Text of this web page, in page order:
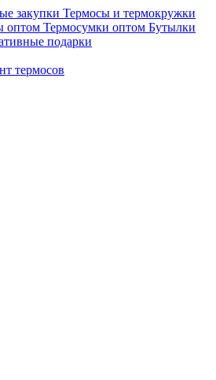
закупки Термосы и термокружки
оптом Термосумки оптом Бутылки
подарки
термосов